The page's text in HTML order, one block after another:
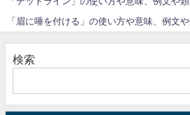
「眉に唾を付ける」の使い方や意味、例文
検索